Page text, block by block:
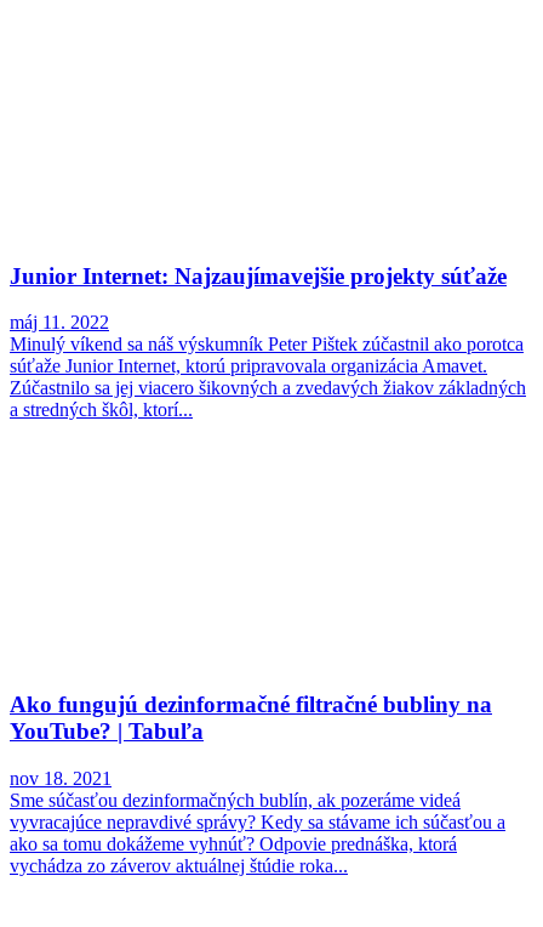
Junior Internet: Najzaujímavejšie projekty súťaže
máj 11. 2022
Minulý víkend sa náš výskumník Peter Pištek zúčastnil ako porotca
súťaže Junior Internet, ktorú pripravovala organizácia Amavet.
Zúčastnilo sa jej viacero šikovných a zvedavých žiakov základných
a stredných škôl, ktorí...
Ako fungujú dezinformačné filtračné bubliny na
YouTube? | Tabuľa
nov 18. 2021
Sme súčasťou dezinformačných bublín, ak pozeráme videá
vyvracajúce nepravdivé správy? Kedy sa stávame ich súčasťou a
ako sa tomu dokážeme vyhnúť? Odpovie prednáška, ktorá
vychádza zo záverov aktuálnej štúdie roka...